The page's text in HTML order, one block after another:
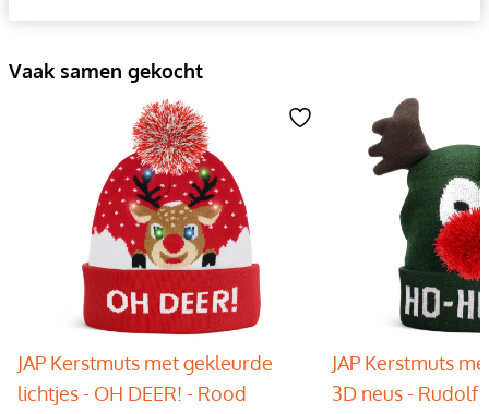
Vaak samen gekocht
JAP Kerstmuts met gekleurde
lichtjes - OH DEER! - Rood
JAP Kerstmuts
3D neus - Rudolf